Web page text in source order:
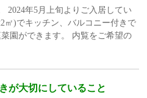
2024年5月上旬よりご入居してい
㎡)でキッチン、バルコニー付きで
園ができます。 内覧をご希望の
が大切にしていること